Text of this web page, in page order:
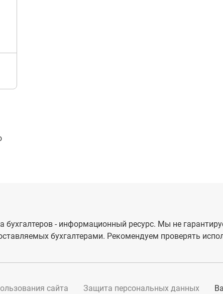
бухгалтеров - информационный ресурс. Мы не
бухгалтерами. Рекомендуем проверять
сайта Защита персональных данных